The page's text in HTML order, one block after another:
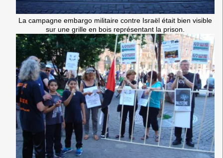
La campagne embargo militaire contre Israël était bien visible
sur une grille en bois représentant la prison.